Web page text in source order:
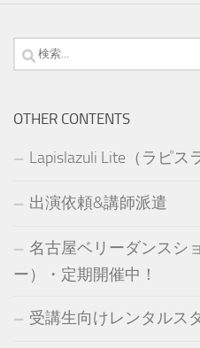
検
索:
OTHER CONTENTS
Lapislazuli Lite（ラピス
出演依頼&講師派遣
名古屋ベリーダンスシ
ー）・定期開催中！
受講生向けレンタルス